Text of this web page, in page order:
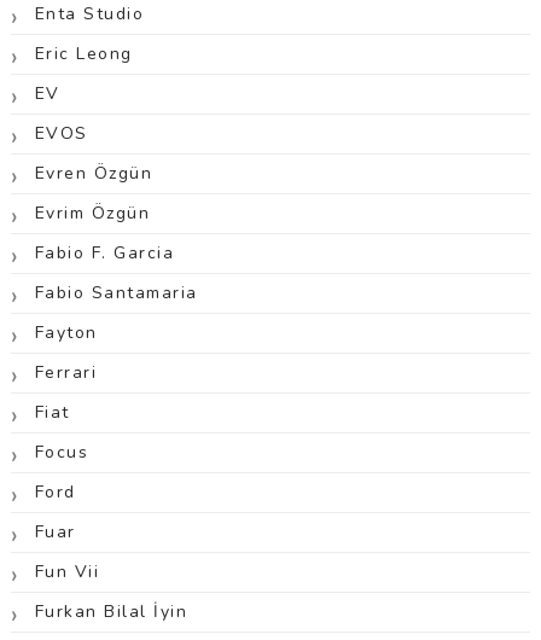
Enta Studio
Eric Leong
EV
EVOS
Evren Özgün
Evrim Özgün
Fabio F. Garcia
Fabio Santamaria
Fayton
Ferrari
Fiat
Focus
Ford
Fuar
Fun Vii
Furkan Bilal İyin